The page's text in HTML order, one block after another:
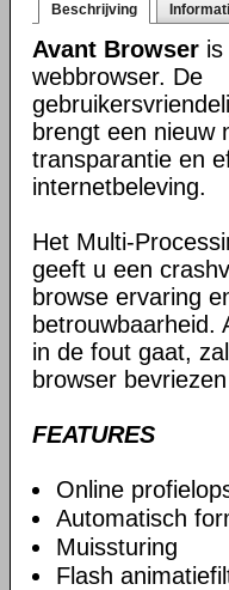
Beschrijving
Avant Browser is
webbrowser. De
brengt een nieuw
transparantie en
internetbeleving.
Het Multi-
geeft u een
browse ervaring
betrouwbaarheid.
in de fout gaat,
browser
FEATURES
Online
Automatisch
Muissturing
Flash